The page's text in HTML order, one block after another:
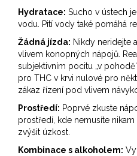
Hydratace: Sucho v ústech
vodu. Pití vody také pomáhá
Žádná jízda: Nikdy neridejte
vlivem konopných nápojů.
subjektivním pocitu „v
pro THC v krvi nulové pro
zákaz řízení pod vlivem
Prostředí: Poprvé zkuste
prostředí, kde nemusíte
zvýšit úzkost.
Kombinace s alkoholem: